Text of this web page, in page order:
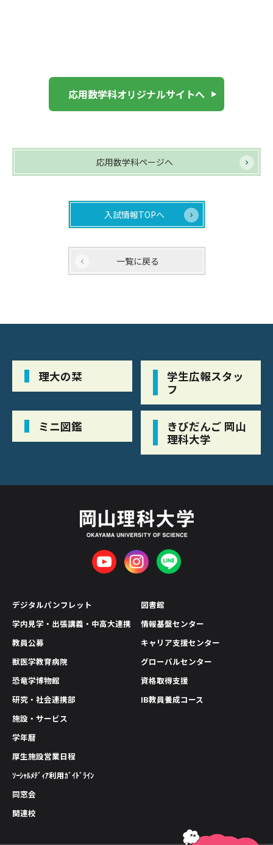
応用数学科オリジナルサイトへ
応用数学科ページへ
入試情報TOPへ
一覧に戻る
理大の栞
学生広報スタッ
フ
ミニ図鑑
きびだんご 岡山
理科大学
デジタルパンフレット
学内見学・出張講義・中高大連携
教員公募
獣医学教育病院
恐竜学博物館
研究・社会連携部
図書館
情報基盤センター
キャリア支援センター
グローバルセンター
資格取得支援
IB教員養成コース
施設・サービス
学年暦
厚生施設営業日程
ｿｰｼｬﾙﾒﾃﾞｨｱ利用ｶﾞｲﾄﾞﾗｲﾝ
同窓会
関連校